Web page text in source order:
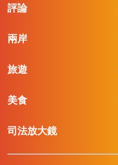
評論
兩岸
旅遊
美食
司法放大鏡